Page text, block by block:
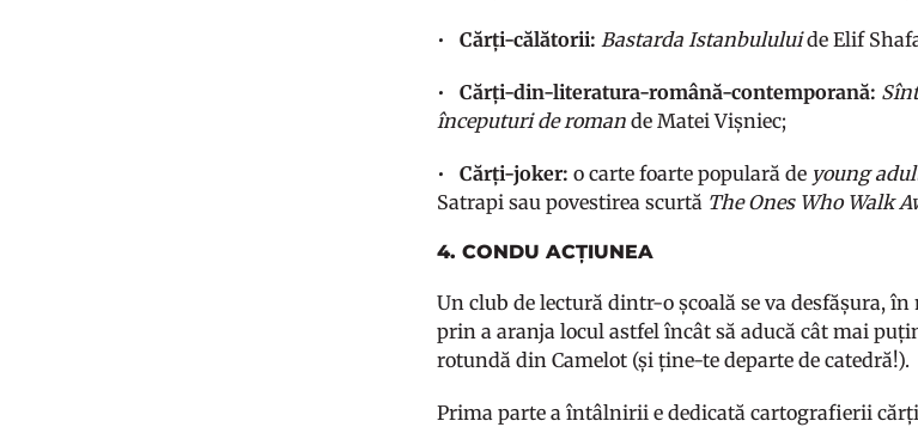
•Cărți-călătorii: Bastarda Istanbululuide Elif
•Cărți-din-literatura-română-contemporană:
începuturi de roman de Matei Vișniec;
•Cărți-joker: o carte foarte populară de young
Satrapi sau povestirea scurtă The Ones Who Walk
4. CONDU ACȚIUNEA
Un club de lectură dintr-o școală se va desfășura,
prin a aranja locul astfel încât să aducă cât mai
rotundă din Camelot (și ține-te departe de catedră!).
Prima parte a întâlnirii e dedicată cartografierii